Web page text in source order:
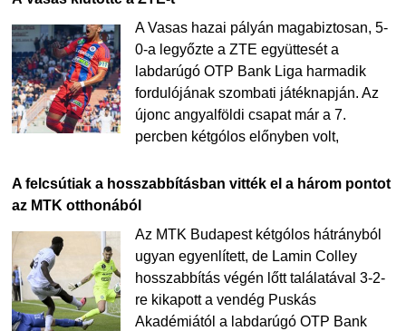
A Vasas hazai pályán magabiztosan, 5-
0-a legyőzte a ZTE együttesét a
labdarúgó OTP Bank Liga harmadik
fordulójának szombati játéknapján. Az
újonc angyalföldi csapat már a 7.
percben kétgólos előnyben volt,
A felcsútiak a hosszabbításban vitték el a három pontot
az MTK otthonából
Az MTK Budapest kétgólos hátrányból
ugyan egyenlített, de Lamin Colley
hosszabbítás végén lőtt találatával 3-2-
re kikapott a vendég Puskás
Akadémiától a labdarúgó OTP Bank